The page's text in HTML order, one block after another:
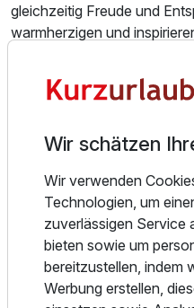
gleichzeitig Freude und
warmherzigen und
Alle 53 Zimmer (1
englischen Stil eingerichtet
Außerdem freuen wir uns
Luxusresidenzen , welche
In unserem Restaurant
internationale leichte
Produkte und regionaler
stehen Ihnen 4
zur Verfügung. Bestens
Wir schätzen
Wir verwenden
Technologien, um
zuverlässigen Service
bieten sowie um
bereitzustellen, indem
Werbung erstellen,